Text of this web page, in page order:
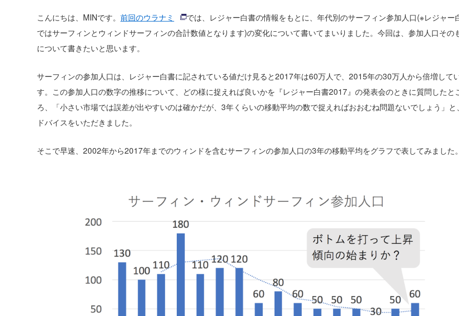
こんにちは、MINです。 前回のウラナミ
では、レジャー白書の情報をもとに、年代別のサーフィン参加人口(※レジャー
ではサーフィンとウィンドサーフィンの合計数値となります)の変化について書いてまいりました。今回は、参加人口その
について書きたいと思います。
サーフィンの参加人口は、レジャー白書に記されている値だけ見ると2017年は60万人で、2015年の30万人から倍増して
す。この参加人口の数字の推移について、どの様に捉えれば良いかを『レジャー白書2017』の発表会のときに質問したと
ろ、「小さい市場では誤差が出やすいのは確かだが、3年くらいの移動平均の数で捉えればおおむね問題ないでしょう」と
ドバイスをいただきました。
そこで早速、2002年から2017年までのウィンドを含むサーフィンの参加人口の3年の移動平均をグラフで表してみました